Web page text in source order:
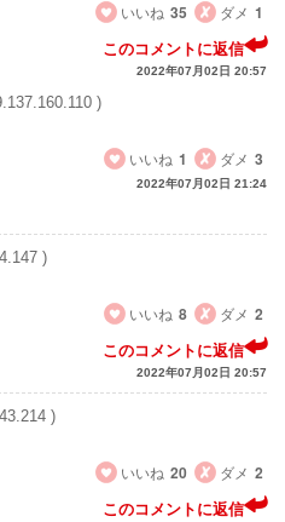
いいね 35 ダメ 1
このコメントに返信
2022年07月02日 20:57
)
いいね 1 ダメ 3
2022年07月02日 21:24
)
いいね 8 ダメ 2
このコメントに返信
2022年07月02日 20:57
)
いいね 20 ダメ 2
このコメントに返信